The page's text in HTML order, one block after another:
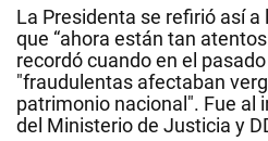
La Presidenta se refirió así
que “ahora están tan
recordó cuando en el
"fraudulentas afectaban
patrimonio nacional". Fue al
del Ministerio de Justicia y